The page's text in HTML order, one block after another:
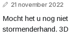
21 november 2022
Mocht het u nog
stormenderhand.